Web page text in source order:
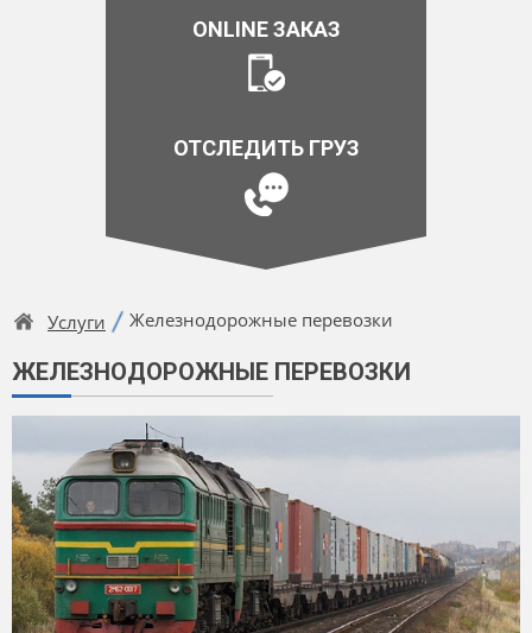
ONLINE ЗАКАЗ
ОТСЛЕДИТЬ ГРУЗ
Услуги Железнодорожные перевозки
ЖЕЛЕЗНОДОРОЖНЫЕ ПЕРЕВОЗКИ